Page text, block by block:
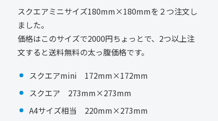
スクエアミニサイズ180mm×180mmを２つ注文し
ました。
価格はこのサイズで2000円ちょっとで、2つ以上注
文すると送料無料の太っ腹価格です。
スクエアmini 172mm×172mm
スクエア 273mm×273mm
A4サイズ相当 220mm×273mm